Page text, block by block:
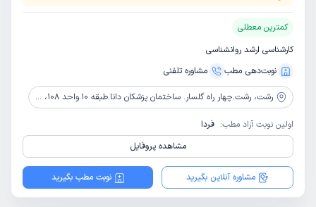
کمترین معطلی
کارشناسی ارشد روانشناسی
نوبت‌دهی مطب
مشاوره‌ تلفنی
رشت، رشت.چهار راه گلسار‌. ساختمان پزشکان دانا.طبقه 10.واحد 108، کلینیک مشاوره و خدمات روانشناختی جویا
اولین نوبت آزاد مطب: فردا
مشاهده پروفایل
مشاوره آنلاین بگیرید نوبت مطب بگیرید